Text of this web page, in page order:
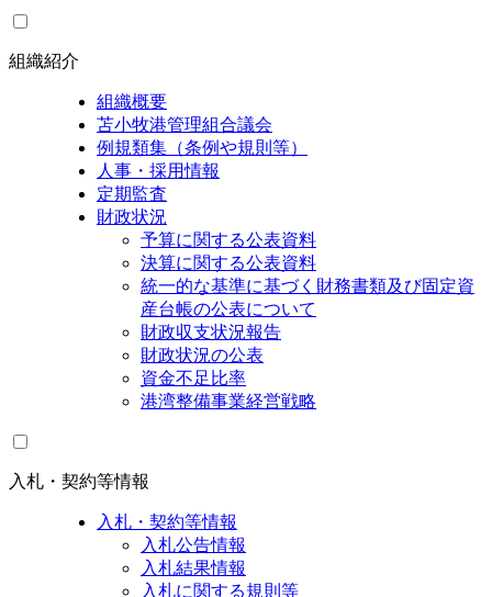
組織紹介
組織概要
苫小牧港管理組合議会
例規類集（条例や規則等）
人事・採用情報
定期監査
財政状況
予算に関する公表資料
決算に関する公表資料
統一的な基準に基づく財務書類及び固定資
産台帳の公表について
財政収支状況報告
財政状況の公表
資金不足比率
港湾整備事業経営戦略
入札・契約等情報
入札・契約等情報
入札公告情報
入札結果情報
入札に関する規則等